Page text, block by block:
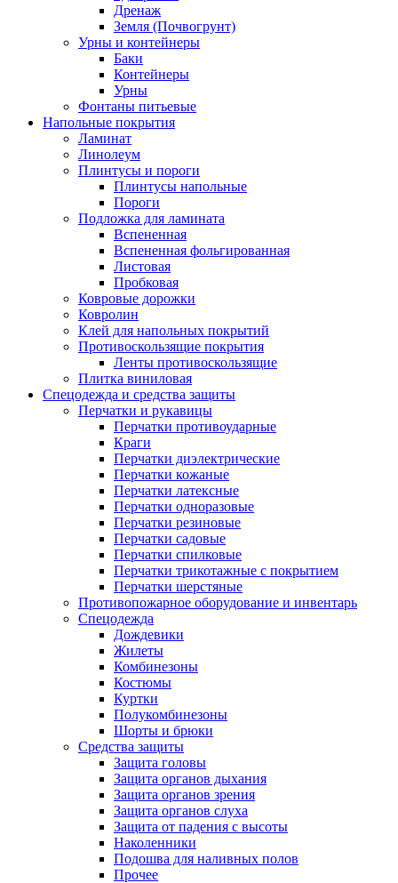
Дренаж
Земля (Почвогрунт)
Урны и контейнеры
Баки
Контейнеры
Урны
Фонтаны питьевые
Напольные покрытия
Ламинат
Линолеум
Плинтусы и пороги
Плинтусы напольные
Пороги
Подложка для ламината
Вспененная
Вспененная фольгированная
Листовая
Пробковая
Ковровые дорожки
Ковролин
Клей для напольных покрытий
Противоскользящие покрытия
Ленты противоскользящие
Плитка виниловая
Спецодежда и средства защиты
Перчатки и рукавицы
Перчатки противоударные
Краги
Перчатки диэлектрические
Перчатки кожаные
Перчатки латексные
Перчатки одноразовые
Перчатки резиновые
Перчатки садовые
Перчатки спилковые
Перчатки трикотажные с покрытием
Перчатки шерстяные
Противопожарное оборудование и инвентарь
Спецодежда
Дождевики
Жилеты
Комбинезоны
Костюмы
Куртки
Полукомбинезоны
Шорты и брюки
Средства защиты
Защита головы
Защита органов дыхания
Защита органов зрения
Защита органов слуха
Защита от падения с высоты
Наколенники
Подошва для наливных полов
Прочее